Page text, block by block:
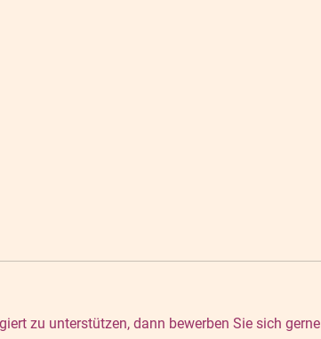
zu unterstützen, dann bewerben Sie sich gerne